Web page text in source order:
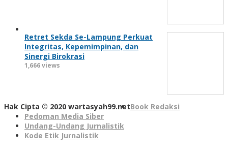
Retret Sekda Se-Lampung Perkuat
Integritas, Kepemimpinan, dan
Sinergi Birokrasi
1,666 views
Hak Cipta © 2020 wartasyah99.netBook Redaksi
Pedoman Media Siber
Undang-Undang Jurnalistik
Kode Etik Jurnalistik